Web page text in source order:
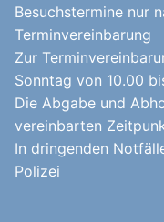
Besuchstermine nur
Terminvereinbarung
Zur
Sonntag von 10.00
Die Abgabe und
vereinbarten
In dringenden
Polizei